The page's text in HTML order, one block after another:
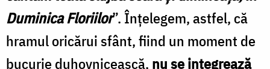
Duminica Floriilor”. Înțelegem, astfel, că
hramul oricărui sfânt, fiind un moment de
bucurie duhovnicească, nu se integrează